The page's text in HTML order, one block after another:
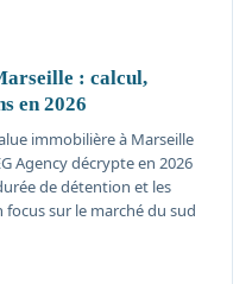
: calcul,
en 2026
immobilière à Marseille
Agency décrypte en 2026
de détention et les
sur le marché du sud